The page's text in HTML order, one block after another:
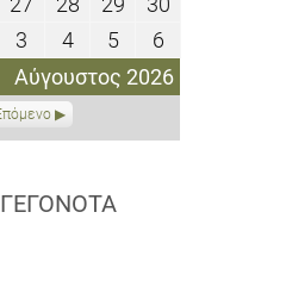
Αύγουστος 2026
20262026 20262026
Αυγούστου
2026
Αυγούστου
2026
Αυγούστου
20262026
3
Σεπτεμβρίου
2026
44
Σεπτεμβρίου
2026
55
Σεπτεμβρίου
2026
66
2026